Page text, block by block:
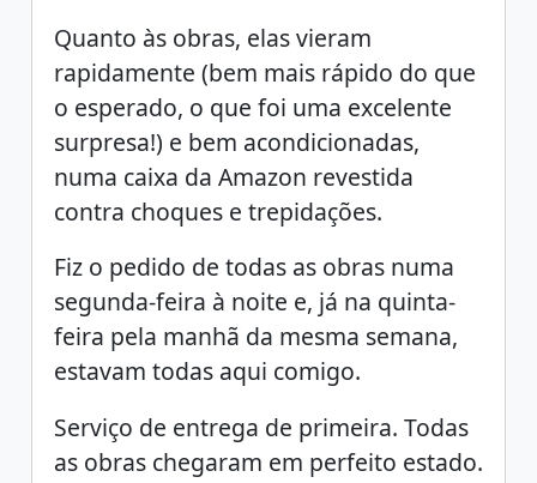
Quanto às obras, elas vieram
rapidamente (bem mais rápido do que
o esperado, o que foi uma excelente
surpresa!) e bem acondicionadas,
numa caixa da Amazon revestida
contra choques e trepidações.
Fiz o pedido de todas as obras numa
segunda-feira à noite e, já na quinta-
feira pela manhã da mesma semana,
estavam todas aqui comigo.
Serviço de entrega de primeira. Todas
as obras chegaram em perfeito estado.